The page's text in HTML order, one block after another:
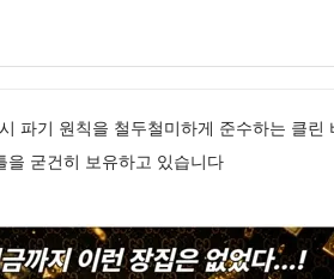
파기 원칙을 철두철미하게 준수하는 클
굳건히 보유하고 있습니다